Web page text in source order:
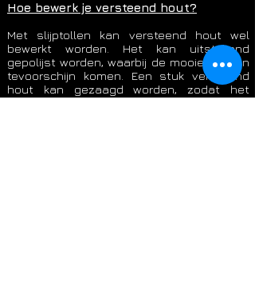
Hoe bewerk je versteend hout?
Met slijptollen kan versteend hout wel
bewerkt worden. Het kan uitstekend
gepolijst worden, waarbij de mooie kleuren
tevoorschijn komen. Een stuk versteend
hout kan gezaagd worden, zodat het